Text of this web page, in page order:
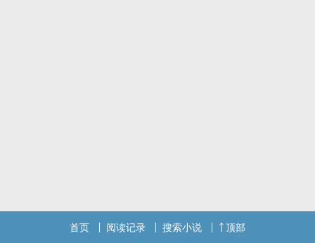
首页 阅读记录 搜索小说 顶部